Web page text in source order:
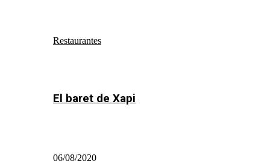
Restaurantes
El baret de Xapi
06/08/2020